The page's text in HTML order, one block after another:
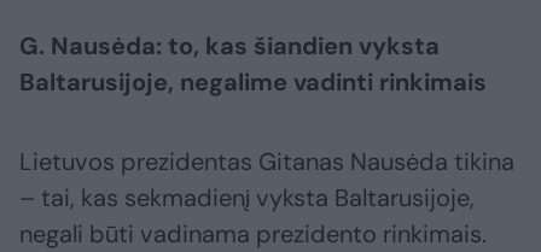
G. Nausėda: to, kas šiandien vyksta
Baltarusijoje, negalime vadinti rinkimais
Lietuvos prezidentas Gitanas Nausėda tikina
– tai, kas sekmadienį vyksta Baltarusijoje,
negali būti vadinama prezidento rinkimais.